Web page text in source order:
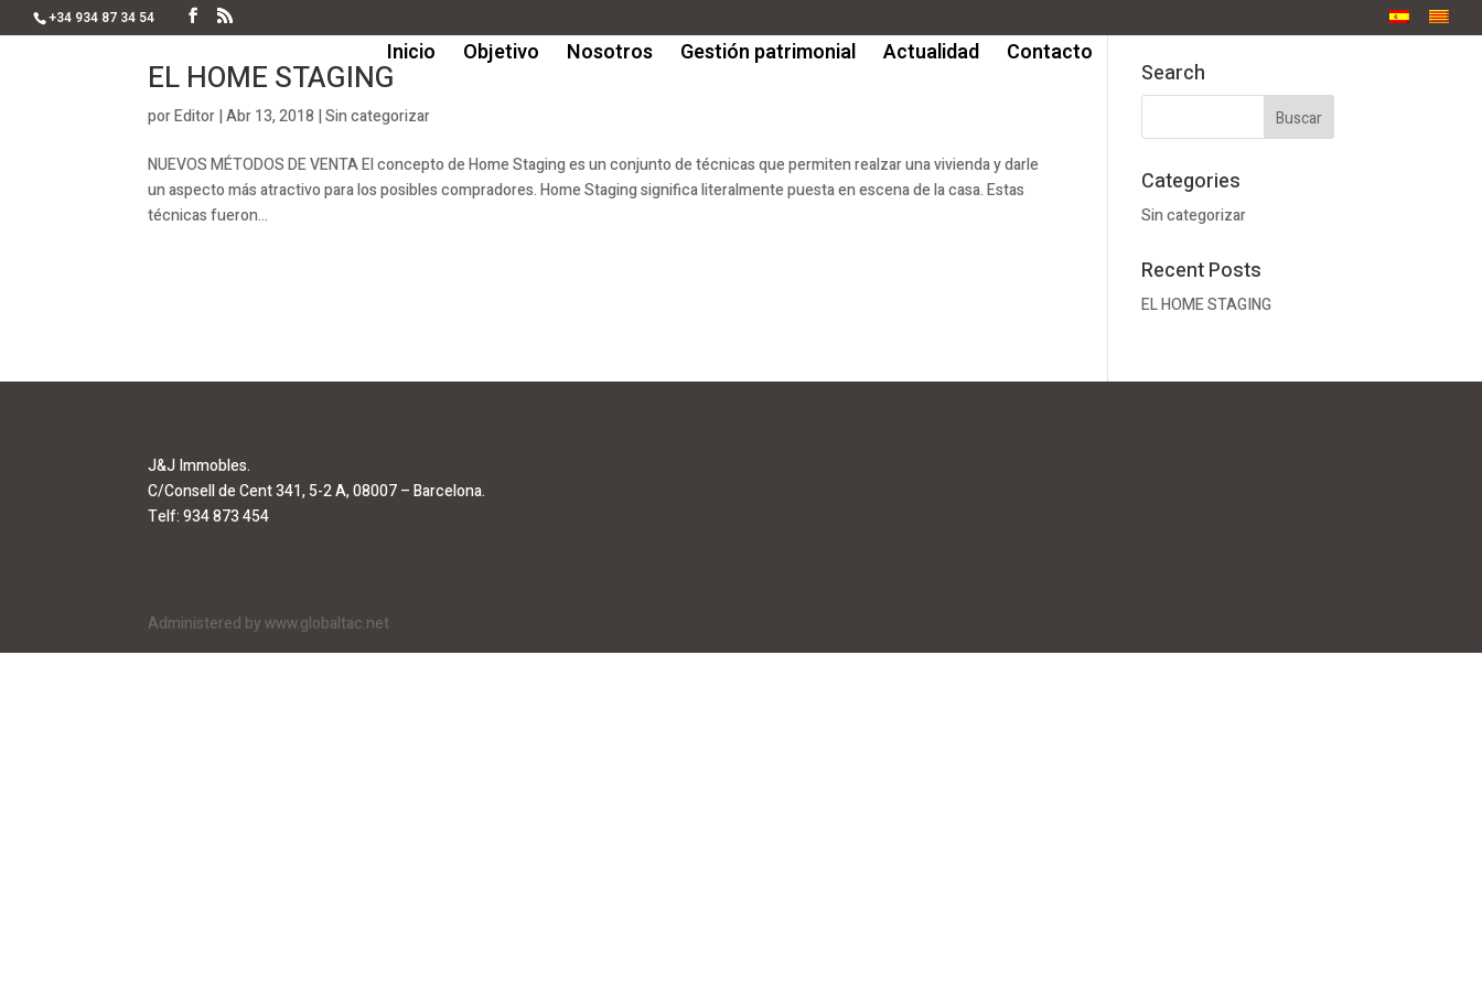
+34 934 87 34 54
Inicio Objetivo Nosotros Gestión patrimonial Actualidad Contacto
EL HOME STAGING
porEditor|Abr 13, 2018 |Sin categorizar
NUEVOS MÉTODOS DE VENTA El concepto de Home Staging es un conjunto de técnicas que permiten realzar una vivienda y darle
un aspecto más atractivo para los posibles compradores. Home Staging significa literalmente puesta en escena de la casa. Estas
técnicas fueron...
Search
Categories
Sin categorizar
Recent Posts
EL HOME STAGING
J&J Immobles.
C/Consell de Cent 341, 5-2 A, 08007 – Barcelona.
Telf: 934 873 454
Administered by www.globaltac.net